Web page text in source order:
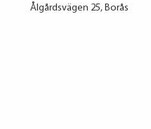
Ålgårdsvägen 25, Borås